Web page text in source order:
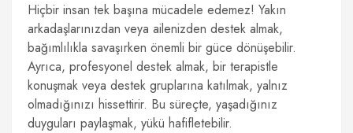
Hiçbir insan tek başına mücadele edemez! Yakın
arkadaşlarınızdan veya ailenizden destek almak,
bağımlılıkla savaşırken önemli bir güce dönüşebilir.
Ayrıca, profesyonel destek almak, bir terapistle
konuşmak veya destek gruplarına katılmak, yalnız
olmadığınızı hissettirir. Bu süreçte, yaşadığınız
duyguları paylaşmak, yükü hafifletebilir.